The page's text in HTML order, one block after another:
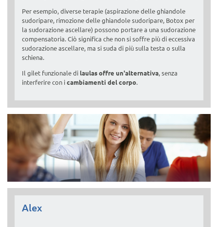
Per esempio, diverse terapie (aspirazione delle ghiandole
sudoripare, rimozione delle ghiandole sudoripare, Botox per
la sudorazione ascellare) possono portare a una sudorazione
compensatoria. Ciò significa che non si soffre più di eccessiva
sudorazione ascellare, ma si suda di più sulla testa o sulla
schiena.
Il gilet funzionale di laulas offre un'alternativa, senza
interferire con icambiamenti del corpo.
Alex